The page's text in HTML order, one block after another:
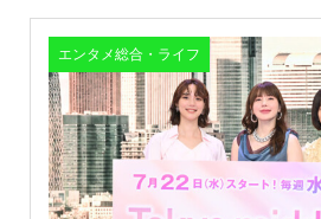
エンタメ総合・ライフ